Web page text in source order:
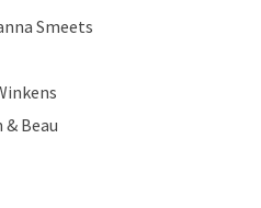
Smeets
Beau